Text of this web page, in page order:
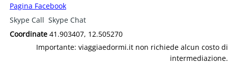
Pagina Facebook
Skype Call Skype Chat
Coordinate 41.903407, 12.505270
Importante: viaggiaedormi.it non richiede alcun costo di
intermediazione.